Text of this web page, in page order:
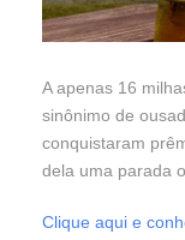
A apenas 16
sinônimo de
conquistaram
dela uma parada
Clique aqui e